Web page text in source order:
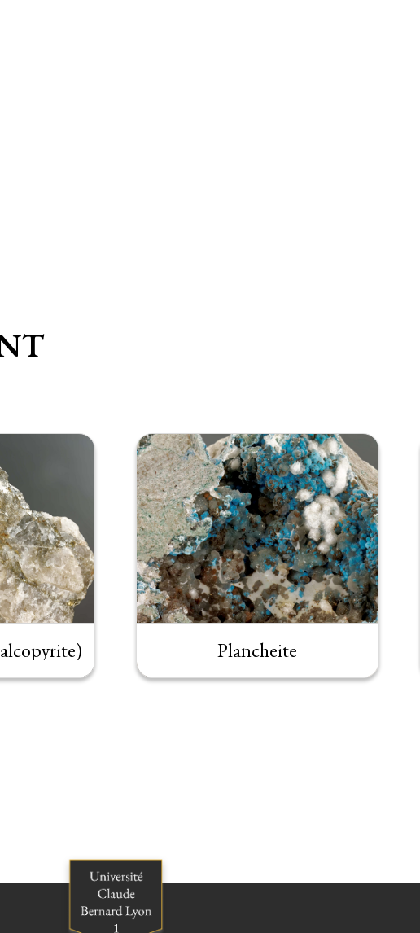
Plancheite